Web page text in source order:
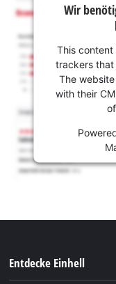
Wir
This
trackers that
The
with their
Entdecke Einhell